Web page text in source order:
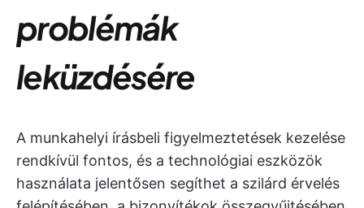
problémák
leküzdésére
A munkahelyi írásbeli figyelmeztetések kezelése
rendkívül fontos, és a technológiai eszközök
használata jelentősen segíthet a szilárd érvelés